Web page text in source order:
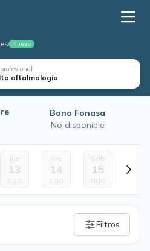
Nuevo
oftalmología
Bono Fonasa
No disponible
Jue
13
ago
Vie
14
ago
Sáb
15
ago
Filtros